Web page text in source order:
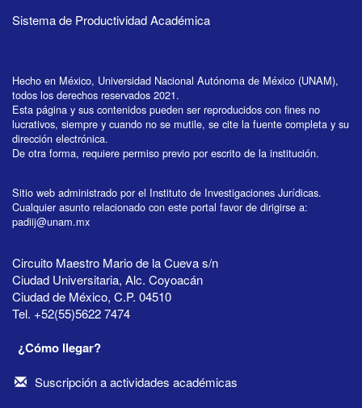
Sistema de Productividad Académica
Hecho en México, Universidad Nacional Autónoma de México (UNAM),
todos los derechos reservados 2021.
Esta página y sus contenidos pueden ser reproducidos con fines no
lucrativos, siempre y cuando no se mutile, se cite la fuente completa y su
dirección electrónica.
De otra forma, requiere permiso previo por escrito de la institución.
Sitio web administrado por el Instituto de Investigaciones Jurídicas.
Cualquier asunto relacionado con este portal favor de dirigirse a:
padiij@unam.mx
Circuito Maestro Mario de la Cueva s/n
Ciudad Universitaria, Alc. Coyoacán
Ciudad de México, C.P. 04510
Tel. +52(55)5622 7474
¿Cómo llegar?
Suscripción a actividades académicas